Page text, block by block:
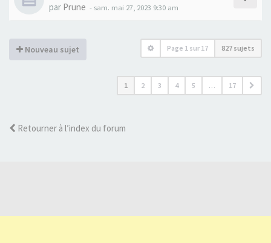
par Prune - sam. mai 27, 2023 9:30 am
Nouveau sujet Page 1 sur 17 827 sujets
1 2 3 4 5 … 17
Retourner à l’index du forum